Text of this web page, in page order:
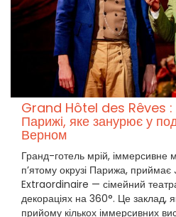
Grand Hôtel des Rêves :
Парижі, яке занурює у
Верном
Гранд-готель мрій, іммерсивне
п’ятому окрузі Парижа,
Extraordinaire — сімейний
декораціях на 360°. Це заклад,
прийому кількох іммерсивних